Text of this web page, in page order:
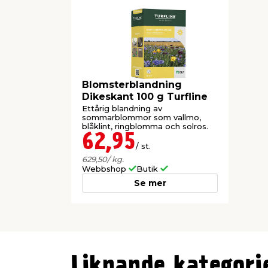
Blomsterblandning
Dikeskant 100 g Turfline
Ettårig blandning av
sommarblommor som vallmo,
blåklint, ringblomma och solros.
62,95/ st.
629,50/ kg.
Webbshop
Butik
Se mer